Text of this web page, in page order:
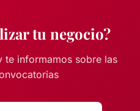
tu negocio?
te informamos sobre las